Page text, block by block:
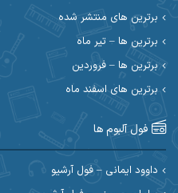
احسان حیدری
احسان رمضانی
احسان کریمی
احسان مرادیان
احمد بیرانوند
برترین های منتشر شده
برترین ها – تیر ماه
برترین ها – فروردین
برترین های اسفند ماه
فول آلبوم ها
داوود ایمانی – فول آرشیو